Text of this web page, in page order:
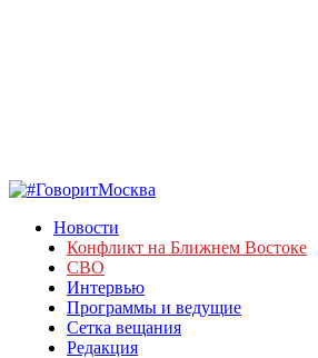
Новости
Конфликт на Ближнем Востоке
СВО
Интервью
Программы и ведущие
Сетка вещания
Редакция